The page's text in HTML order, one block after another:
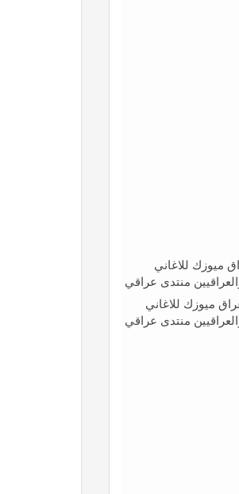
ميوزك للاغاني
منتدى عراقي
ميوزك للاغاني
منتدى عراقي